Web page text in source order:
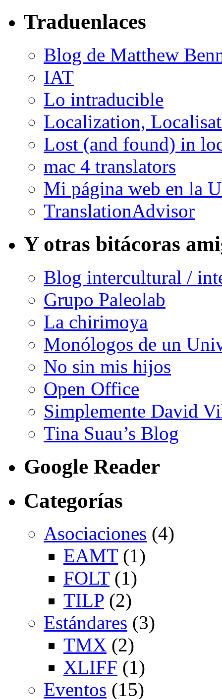
Traduenlaces
Blog de Matthew
IAT
Lo intraducible
Localization,
Lost (and found) in
mac 4 translators
Mi página web en la
TranslationAdvisor
Y otras bitácoras
Blog intercultural /
Grupo Paleolab
La chirimoya
Monólogos de un
No sin mis hijos
Open Office
Simplemente David
Tina Suau’s Blog
Google Reader
Categorías
Asociaciones (4)
EAMT(1)
FOLT(1)
TILP (2)
Estándares (3)
TMX (2)
XLIFF (1)
Eventos (15)